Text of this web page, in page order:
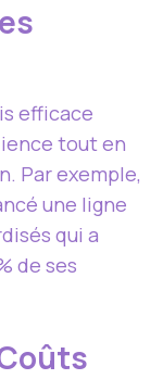
efficace
tout en
Par exemple,
une ligne
qui a
de ses